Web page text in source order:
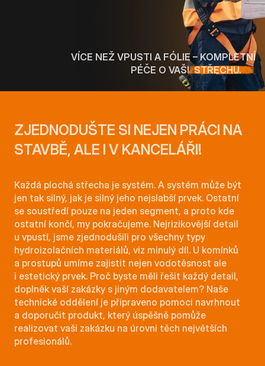
VÍCE NEŽ VPUSTI A FÓLIE – KOMPLETNÍ
PÉČE O VAŠI STŘECHU.
ZJEDNODUŠTE SI NEJEN PRÁCI NA
STAVBĚ, ALE I V KANCELÁŘI!
Každá plochá střecha je systém. A systém může být
jen tak silný, jak je silný jeho nejslabší prvek. Ostatní
se soustředí pouze na jeden segment, a proto kde
ostatní končí, my pokračujeme. Nejrizikovější detail
u vpustí, jsme zjednodušili pro všechny typy
hydroizolačních materiálů, viz minulý díl. U komínků
a prostupů umíme zajistit nejen vodotěsnost ale
i estetický prvek. Proč byste měli řešit každý detail,
doplněk vaší zakázky s jiným dodavatelem? Naše
technické oddělení je připraveno pomoci navrhnout
a doporučit produkt, který úspěšně pomůže
realizovat vaši zakázku na úrovni těch největších
profesionálů.